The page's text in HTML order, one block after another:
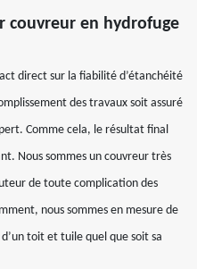
couvreur en hydrofuge
direct sur la fiabilité d’étanchéité
des travaux soit assuré
Comme cela, le résultat final
Nous sommes un couvreur très
de toute complication des
nous sommes en mesure de
toit et tuile quel que soit sa